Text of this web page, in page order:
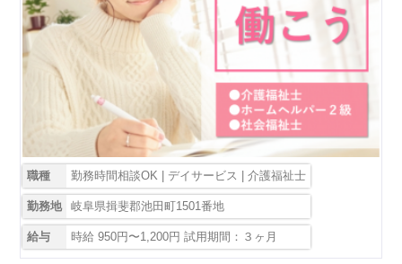
職種 勤務時間相談OK | デイサービス | 介護福祉士
勤務地 岐阜県揖斐郡池田町1501番地
給与 時給 950円〜1,200円 試用期間：３ヶ月